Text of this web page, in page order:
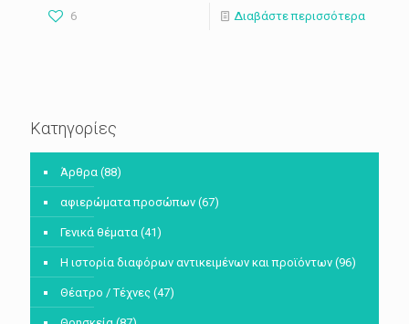
6 Διαβάστε περισσότερα
Κατηγορίες
Άρθρα (88)
αφιερώματα προσώπων (67)
Γενικά θέματα (41)
Η ιστορία διαφόρων αντικειμένων και προϊόντων (96)
Θέατρο / Τέχνες (47)